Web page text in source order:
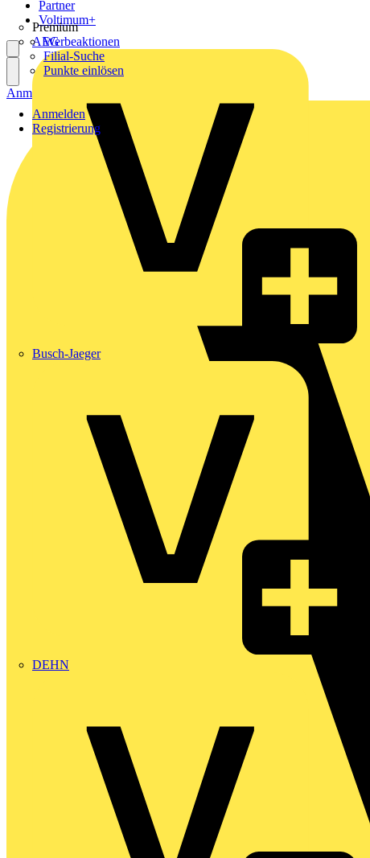
Partner
Premium
AEG
Busch-Jaeger
DEHN
Voltimum+
Werbeaktionen
Filial-Suche
Punkte einlösen
Anmelden
Registrierung
Anmelden